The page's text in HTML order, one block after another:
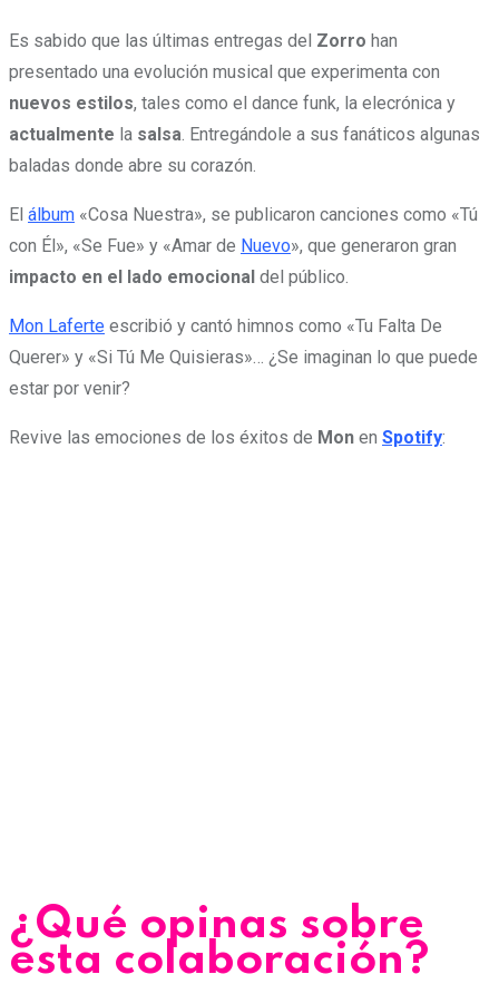
Es sabido que las últimas entregas del Zorro han
presentado una evolución musical que experimenta con
nuevos estilos, tales como el dance funk, la elecrónica y
actualmente la salsa. Entregándole a sus fanáticos algunas
baladas donde abre su corazón.
El álbum «Cosa Nuestra», se publicaron canciones como «Tú
con Él», «Se Fue» y «Amar de Nuevo», que generaron gran
impacto en el lado emocional del público.
Mon Laferte escribió y cantó himnos como «Tu Falta De
Querer» y «Si Tú Me Quisieras»… ¿Se imaginan lo que puede
estar por venir?
Revive las emociones de los éxitos de Mon en Spotify:
¿Qué opinas sobre
esta colaboración?